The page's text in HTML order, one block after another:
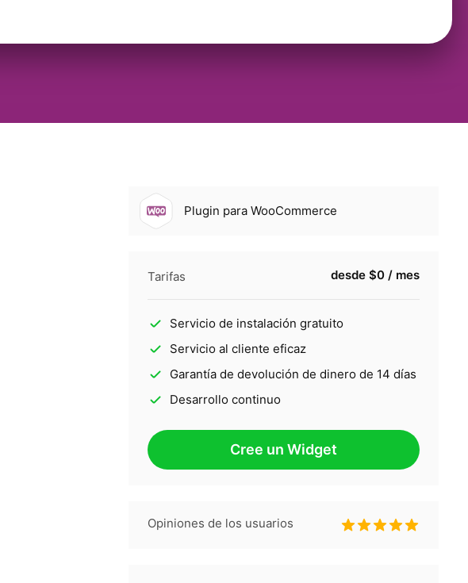
Plugin para WooCommerce
Tarifas desde $0 / mes
Servicio de instalación gratuito
Servicio al cliente eficaz
Garantía de devolución de dinero de 14 días
Desarrollo continuo
Cree un Widget
Opiniones de los usuarios